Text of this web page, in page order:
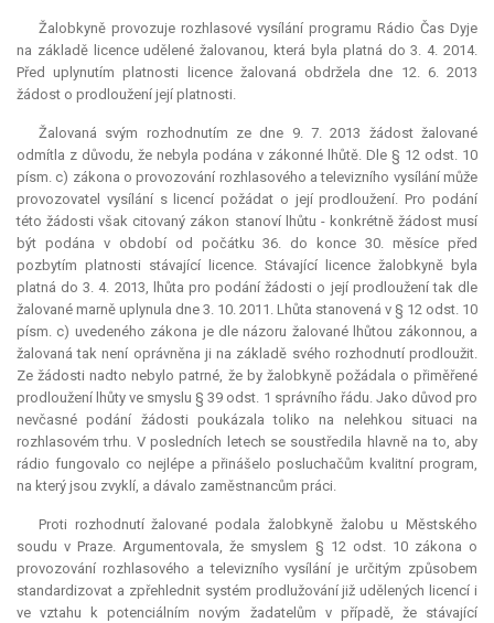
Žalobkyně provozuje rozhlasové vysílání programu Rádio Čas Dyje
na základě licence udělené žalovanou, která byla platná do 3. 4. 2014.
Před uplynutím platnosti licence žalovaná obdržela dne 12. 6. 2013
žádost o prodloužení její platnosti.
Žalovaná svým rozhodnutím ze dne 9. 7. 2013 žádost žalované
odmítla z důvodu, že nebyla podána v zákonné lhůtě. Dle § 12 odst. 10
písm. c) zákona o provozování rozhlasového a televizního vysílání může
provozovatel vysílání s licencí požádat o její prodloužení. Pro podání
této žádosti však citovaný zákon stanoví lhůtu - konkrétně žádost musí
být podána v období od počátku 36. do konce 30. měsíce před
pozbytím platnosti stávající licence. Stávající licence žalobkyně byla
platná do 3. 4. 2013, lhůta pro podání žádosti o její prodloužení tak dle
žalované marně uplynula dne 3. 10. 2011. Lhůta stanovená v § 12 odst. 10
písm. c) uvedeného zákona je dle názoru žalované lhůtou zákonnou, a
žalovaná tak není oprávněna ji na základě svého rozhodnutí prodloužit.
Ze žádosti nadto nebylo patrné, že by žalobkyně požádala o přiměřené
prodloužení lhůty ve smyslu § 39 odst. 1 správního řádu. Jako důvod pro
nevčasné podání žádosti poukázala toliko na nelehkou situaci na
rozhlasovém trhu. V posledních letech se soustředila hlavně na to, aby
rádio fungovalo co nejlépe a přinášelo posluchačům kvalitní program,
na který jsou zvyklí, a dávalo zaměstnancům práci.
Proti rozhodnutí žalované podala žalobkyně žalobu u Městského
soudu v Praze. Argumentovala, že smyslem § 12 odst. 10 zákona o
provozování rozhlasového a televizního vysílání je určitým způsobem
standardizovat a zpřehlednit systém prodlužování již udělených licencí i
ve vztahu k potenciálním novým žadatelům v případě, že stávající